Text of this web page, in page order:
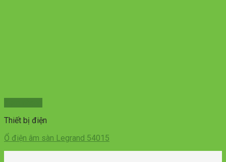
Thiết bị điện
Ổ điện âm sàn Legrand 54015